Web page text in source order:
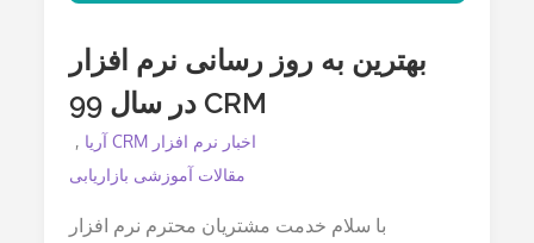
بهترین به روز رسانی نرم افزار
CRM در سال 99
اخبار نرم افزار CRM آریا
مقالات آموزشی بازاریابی
با سلام خدمت مشتریان محترم نرم افزار